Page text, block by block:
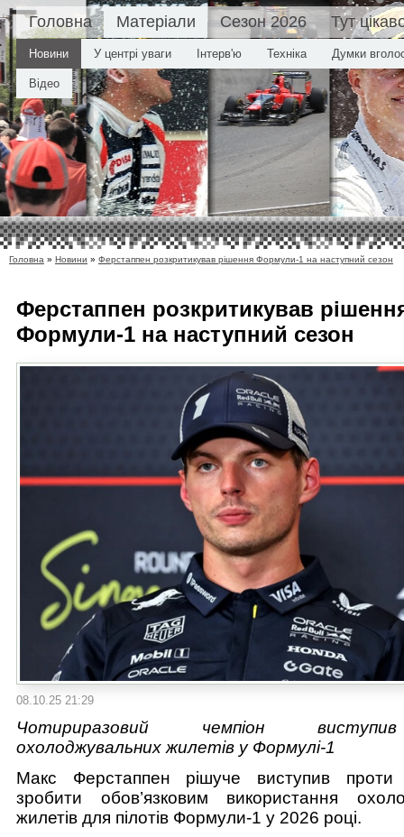
Головна Матеріали
Новини У центрі уваги Інтерв'ю Техніка Думки
Відео
Сезон 2026 Тут
Головна » Новини » Ферстаппен розкритикував рішення Формули-1 на наступний сезон
Ферстаппен розкритикував
Формули-1 на наступний сезон
08.10.25 21:29
Чотириразовий чемпіон
охолоджувальних жилетів у Формулі-1
Макс Ферстаппен рішуче виступив проти
зробити обов’язковим використання
жилетів для пілотів Формули-1 у 2026 році.